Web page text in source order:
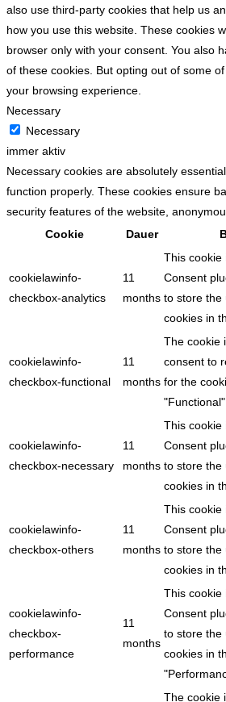
also use third-party cookies that help us
how you use this website. These cookies
browser only with your consent. You also
of these cookies. But opting out of some
your browsing experience.
Necessary
Necessary
immer aktiv
Necessary cookies are absolutely
function properly. These cookies ensure
security features of the website,
Cookie
Dauer
cookielawinfo-
checkbox-analytics
11
months
This cookie
Consent
to store the
cookies in
cookielawinfo-
checkbox-functional
11
months
The cookie
consent to
for the
"Functional".
cookielawinfo-
checkbox-necessary
11
months
This cookie
Consent
to store the
cookies in
cookielawinfo-
checkbox-others
11
months
This cookie
Consent
to store the
cookies in
cookielawinfo-
checkbox-
performance
11
months
This cookie
Consent
to store the
cookies in
The cookie